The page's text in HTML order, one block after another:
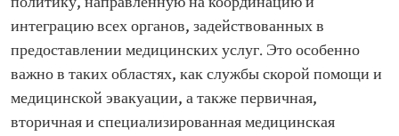
интеграцию всех органов, задействованных в
предоставлении медицинских услуг. Это особенно
важно в таких областях, как службы скорой помощи и
медицинской эвакуации, а также первичная,
вторичная и специализированная медицинская